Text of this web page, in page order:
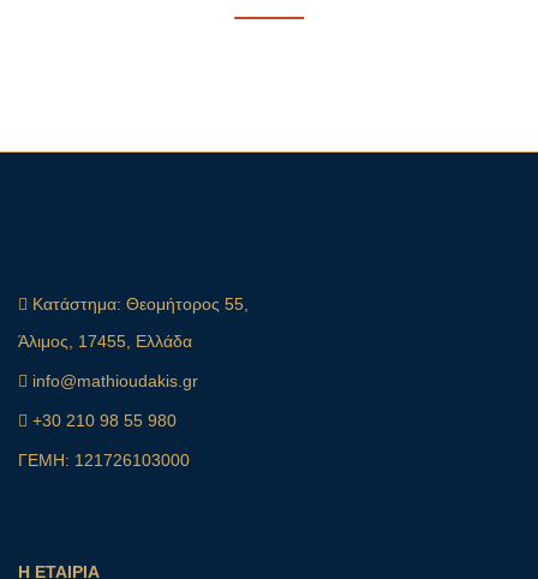
Κατάστημα: Θεομήτορος 55,
Άλιμος, 17455, Ελλάδα
info@mathioudakis.gr
+30 210 98 55 980
ΓΕΜΗ: 121726103000
Η ΕΤΑΙΡΙΑ